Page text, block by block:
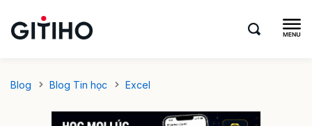
Blog Blog Tin học Excel